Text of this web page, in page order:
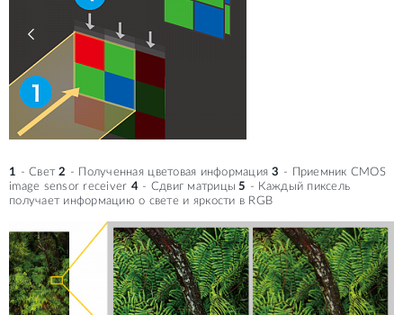
1 - Свет2 - Полученная цветовая информация3 - Приемник CMOS
image sensor receiver 4 - Сдвиг матрицы 5 - Каждый пиксель
получает информацию о свете и яркости в RGB